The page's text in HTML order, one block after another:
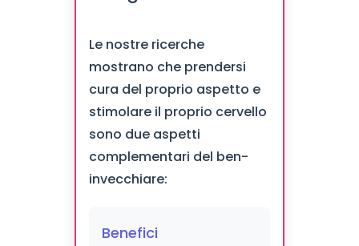
Le nostre ricerche
mostrano che prendersi
cura del proprio aspetto e
stimolare il proprio cervello
sono due aspetti
complementari del ben-
invecchiare:
Benefici